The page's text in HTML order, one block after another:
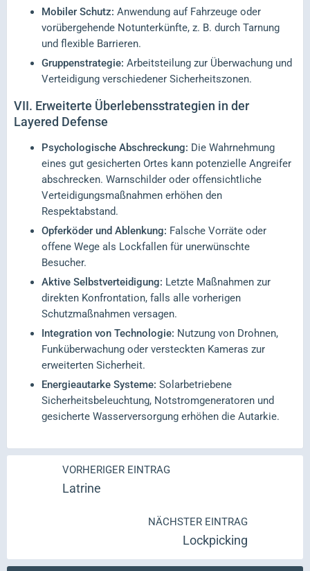
Mobiler Schutz: Anwendung auf Fahrzeuge oder
vorübergehende Notunterkünfte, z. B. durch Tarnung
und flexible Barrieren.
Gruppenstrategie: Arbeitsteilung zur Überwachung und
Verteidigung verschiedener Sicherheitszonen.
VII. Erweiterte Überlebensstrategien in der
Layered Defense
Psychologische Abschreckung: Die Wahrnehmung
eines gut gesicherten Ortes kann potenzielle Angreifer
abschrecken. Warnschilder oder offensichtliche
Verteidigungsmaßnahmen erhöhen den
Respektabstand.
Opferköder und Ablenkung: Falsche Vorräte oder
offene Wege als Lockfallen für unerwünschte
Besucher.
Aktive Selbstverteidigung: Letzte Maßnahmen zur
direkten Konfrontation, falls alle vorherigen
Schutzmaßnahmen versagen.
Integration von Technologie: Nutzung von Drohnen,
Funküberwachung oder versteckten Kameras zur
erweiterten Sicherheit.
Energieautarke Systeme: Solarbetriebene
Sicherheitsbeleuchtung, Notstromgeneratoren und
gesicherte Wasserversorgung erhöhen die Autarkie.
VORHERIGER EINTRAG
Latrine
NÄCHSTER EINTRAG
Lockpicking